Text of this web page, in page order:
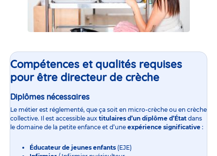
Compétences et qualités requises
pour être directeur de crèche
Diplômes nécessaires
Le métier est réglementé, que ça soit en micro-crèche ou en crèche
collective. Il est accessible aux titulaires d’un diplôme d’État dans
le domaine de la petite enfance et d’une expérience significative :
Éducateur de jeunes enfants (EJE)